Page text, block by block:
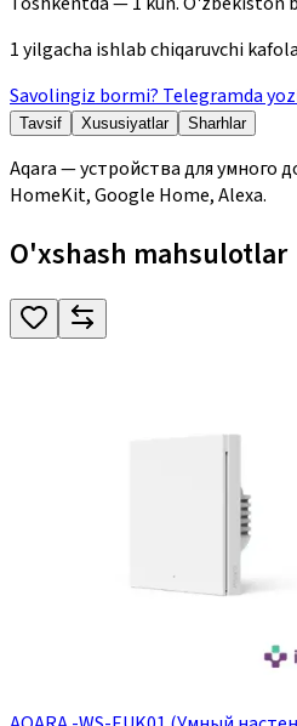
1 yilgacha ishlab chiqaruvchi
Savolingiz bormi? Telegramda
Tavsif Xususiyatlar Sharhlar
Aqara — устройства для умного
HomeKit, Google Home, Alexa.
O'xshash mahsulotlar